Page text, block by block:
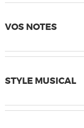
VOS NOTES
STYLE MUSICAL